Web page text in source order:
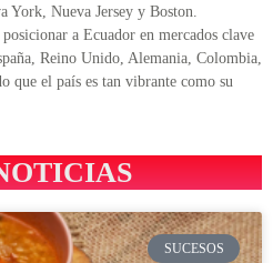
York, Nueva Jersey y Boston.
a Ecuador en mercados clave
Reino Unido, Alemania, Colombia,
que el país es tan vibrante como su
SUCESOS